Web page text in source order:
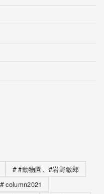
#動物園、#岩野敏郎
column2021